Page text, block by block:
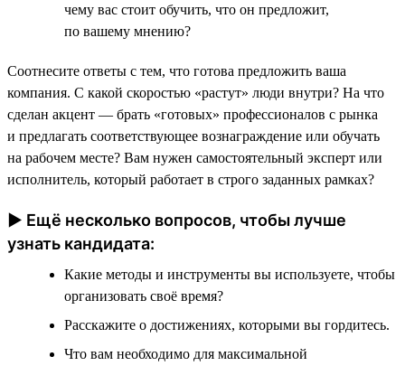
чему вас стоит обучить, что он предложит,
по вашему мнению?
Соотнесите ответы с тем, что готова предложить ваша
компания. С какой скоростью «растут» люди внутри? На что
сделан акцент — брать «готовых» профессионалов с рынка
и предлагать соответствующее вознаграждение или обучать
на рабочем месте? Вам нужен самостоятельный эксперт или
исполнитель, который работает в строго заданных рамках?
► Ещё несколько вопросов, чтобы лучше
узнать кандидата:
Какие методы и инструменты вы используете, чтобы
организовать своё время?
Расскажите о достижениях, которыми вы гордитесь.
Что вам необходимо для максимальной